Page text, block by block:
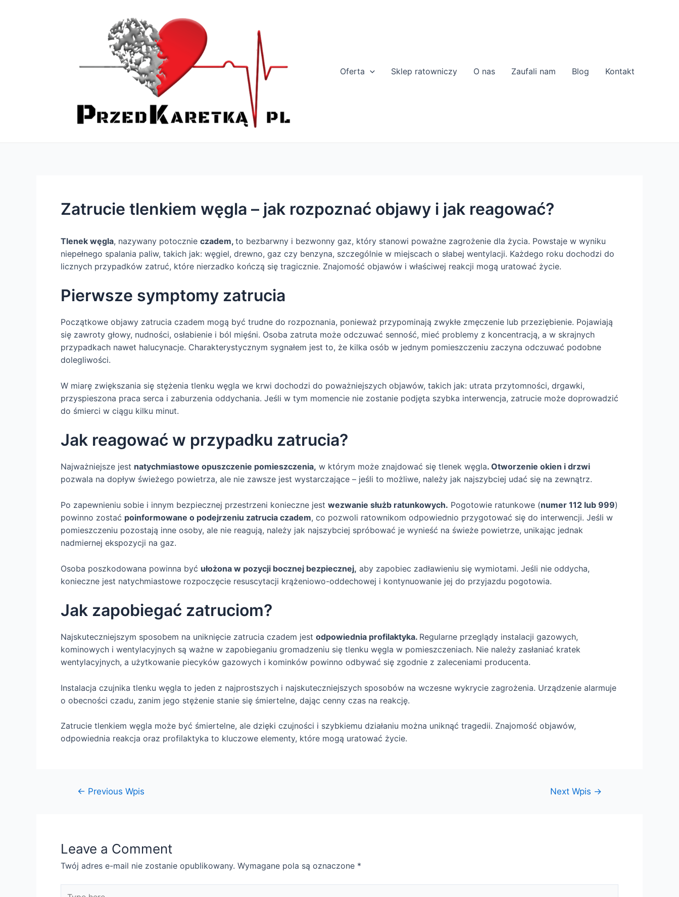
Oferta Sklep ratowniczy O nas Zaufali nam Blog Kontakt
Zatrucie tlenkiem węgla – jak rozpoznać objawy i jak reagować?
Tlenek węgla, nazywany potocznie czadem, to bezbarwny i bezwonny gaz, który stanowi poważne zagrożenie dla życia. Powstaje w wyniku
niepełnego spalania paliw, takich jak: węgiel, drewno, gaz czy benzyna, szczególnie w miejscach o słabej wentylacji. Każdego roku dochodzi do
licznych przypadków zatruć, które nierzadko kończą się tragicznie. Znajomość objawów i właściwej reakcji mogą uratować życie.
Pierwsze symptomy zatrucia
Początkowe objawy zatrucia czadem mogą być trudne do rozpoznania, ponieważ przypominają zwykłe zmęczenie lub przeziębienie. Pojawiają
się zawroty głowy, nudności, osłabienie i ból mięśni. Osoba zatruta może odczuwać senność, mieć problemy z koncentracją, a w skrajnych
przypadkach nawet halucynacje. Charakterystycznym sygnałem jest to, że kilka osób w jednym pomieszczeniu zaczyna odczuwać podobne
dolegliwości.
W miarę zwiększania się stężenia tlenku węgla we krwi dochodzi do poważniejszych objawów, takich jak: utrata przytomności, drgawki,
przyspieszona praca serca i zaburzenia oddychania. Jeśli w tym momencie nie zostanie podjęta szybka interwencja, zatrucie może doprowadzić
do śmierci w ciągu kilku minut.
Jak reagować w przypadku zatrucia?
Najważniejsze jest natychmiastowe opuszczenie pomieszczenia, w którym może znajdować się tlenek węgla. Otworzenie okien i drzwi
pozwala na dopływ świeżego powietrza, ale nie zawsze jest wystarczające – jeśli to możliwe, należy jak najszybciej udać się na zewnątrz.
Po zapewnieniu sobie i innym bezpiecznej przestrzeni konieczne jest wezwanie służb ratunkowych. Pogotowie ratunkowe (numer 112 lub 999)
powinno zostać poinformowane o podejrzeniu zatrucia czadem, co pozwoli ratownikom odpowiednio przygotować się do interwencji. Jeśli w
pomieszczeniu pozostają inne osoby, ale nie reagują, należy jak najszybciej spróbować je wynieść na świeże powietrze, unikając jednak
nadmiernej ekspozycji na gaz.
Osoba poszkodowana powinna być ułożona w pozycji bocznej bezpiecznej, aby zapobiec zadławieniu się wymiotami. Jeśli nie oddycha,
konieczne jest natychmiastowe rozpoczęcie resuscytacji krążeniowo-oddechowej i kontynuowanie jej do przyjazdu pogotowia.
Jak zapobiegać zatruciom?
Najskuteczniejszym sposobem na uniknięcie zatrucia czadem jest odpowiednia profilaktyka. Regularne przeglądy instalacji gazowych,
kominowych i wentylacyjnych są ważne w zapobieganiu gromadzeniu się tlenku węgla w pomieszczeniach. Nie należy zasłaniać kratek
wentylacyjnych, a użytkowanie piecyków gazowych i kominków powinno odbywać się zgodnie z zaleceniami producenta.
Instalacja czujnika tlenku węgla to jeden z najprostszych i najskuteczniejszych sposobów na wczesne wykrycie zagrożenia. Urządzenie alarmuje
o obecności czadu, zanim jego stężenie stanie się śmiertelne, dając cenny czas na reakcję.
Zatrucie tlenkiem węgla może być śmiertelne, ale dzięki czujności i szybkiemu działaniu można uniknąć tragedii. Znajomość objawów,
odpowiednia reakcja oraz profilaktyka to kluczowe elementy, które mogą uratować życie.
← Previous Wpis Next Wpis →
Leave a Comment
Twój adres e-mail nie zostanie opublikowany. Wymagane pola są oznaczone *